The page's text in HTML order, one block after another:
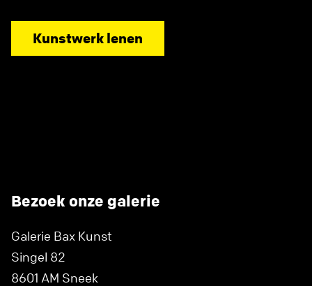
Kunstwerk lenen
Bezoek onze galerie
Galerie Bax Kunst
Singel 82
8601 AM Sneek